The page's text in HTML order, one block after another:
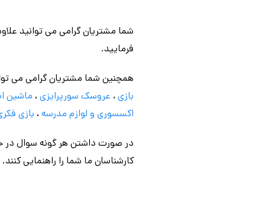
شما مشتریان گرامی می توانید
فرمایید.
همچنین شما مشتریان گرامی می
بازی ، عروسک سورپرایزی ، ماشین
اکسسوری و لوازم مدرسه ، بازی
در صورت داشتن هر گونه سوال در
کارشناسان ما شما را راهنمایی کنند.